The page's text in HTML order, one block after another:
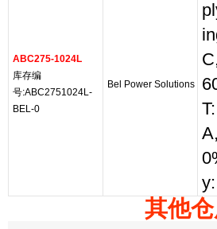
ABC275-1024L
库存编
号:ABC2751024L-
BEL-0
Bel Power Solutions
其他